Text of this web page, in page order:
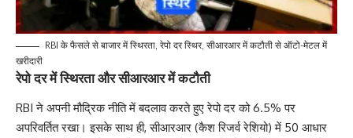
RBI के फैसले से बाजार में स्थिरता, रेपो दर स्थिर, सीआरआर में कटौती से ऑटो-मेटल में
खरीदारी
रेपो दर में स्थिरता और सीआरआर में कटौती
RBI ने अपनी मौद्रिक नीति में बदलाव करते हुए रेपो दर को 6.5% पर
अपरिवर्तित रखा। इसके साथ ही, सीआरआर (कैश रिजर्व रेशियो) में 50 आधार